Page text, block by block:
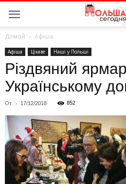
Домой Афiша
Афiша Цiкаве Нашi у Польшi
Різдвяний
Українському
От - 17/12/2018 852